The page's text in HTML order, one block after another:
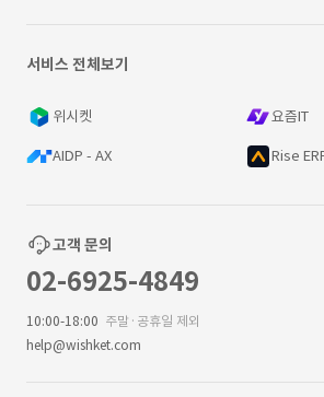
서비스 전체보기
위시켓 요즘IT
AIDP - AX Rise
고객 문의
02-6925-4849
10:00-18:00 주말·공휴일 제외
help@wishket.com